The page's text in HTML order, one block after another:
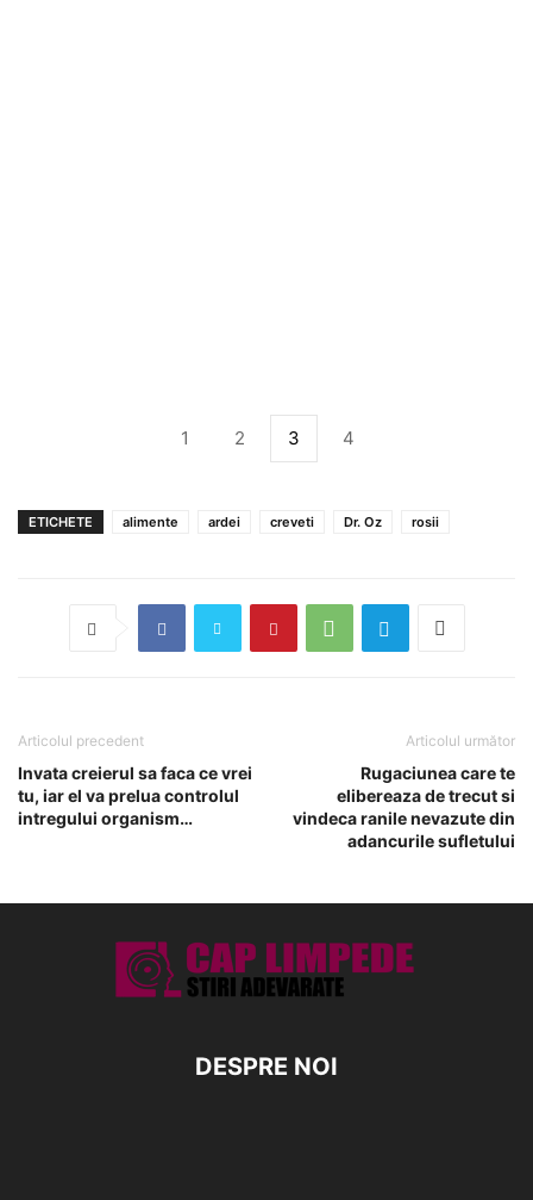
1 2 3 4
ETICHETE alimente ardei creveti Dr. Oz rosii
Articolul precedent
Invata creierul sa faca ce vrei
tu, iar el va prelua controlul
intregului organism…
Articolul următor
Rugaciunea care te
elibereaza de trecut si
vindeca ranile nevazute din
adancurile sufletului
DESPRE NOI